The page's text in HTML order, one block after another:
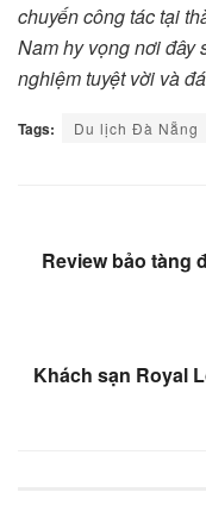
chuyến công tác tại
Nam hy vọng nơi đây
nghiệm tuyệt vời và
Tags: Du lịch Đà Nẵng
Review bảo tàng
Khách sạn Royal